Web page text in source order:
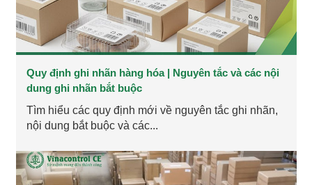
Quy định ghi nhãn hàng hóa | Nguyên tắc và các nội
dung ghi nhãn bắt buộc
Tìm hiểu các quy định mới về nguyên tắc ghi nhãn,
nội dung bắt buộc và các...